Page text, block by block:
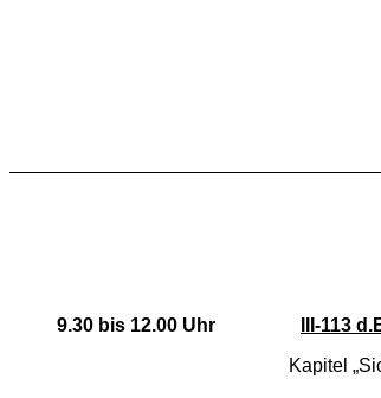
9.30 bis 12.00 Uhr
III-113
Kapitel „Sicherheit